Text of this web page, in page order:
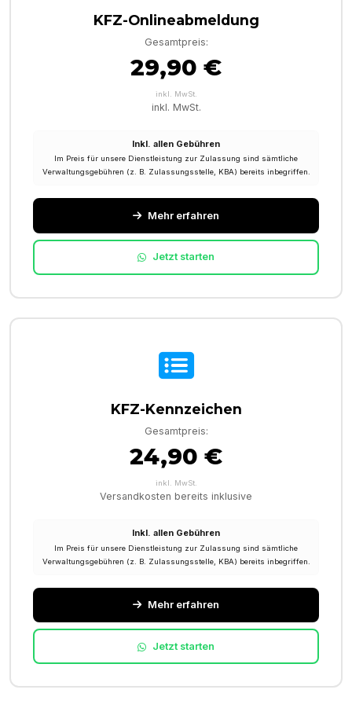
KFZ-Onlineabmeldung
Gesamtpreis:
29,90 €
inkl. MwSt.
inkl. MwSt.
Inkl. allen Gebühren
Im Preis für unsere Dienstleistung zur Zulassung sind sämtliche
Verwaltungsgebühren (z. B. Zulassungsstelle, KBA) bereits inbegriffen.
Mehr erfahren
Jetzt starten
KFZ-Kennzeichen
Gesamtpreis:
24,90 €
inkl. MwSt.
Versandkosten bereits inklusive
Inkl. allen Gebühren
Im Preis für unsere Dienstleistung zur Zulassung sind sämtliche
Verwaltungsgebühren (z. B. Zulassungsstelle, KBA) bereits inbegriffen.
Mehr erfahren
Jetzt starten